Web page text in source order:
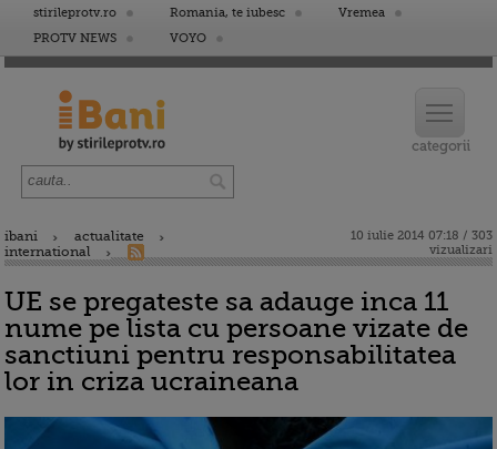
stirileprotv.ro Romania, te iubesc
Vremea
PROTV NEWS
VOYO
ibani
actualitate
international
10 iulie 2014 07:18 / 303
vizualizari
UE se pregateste sa adauge inca 11
nume pe lista cu persoane vizate de
sanctiuni pentru responsabilitatea
lor in criza ucraineana